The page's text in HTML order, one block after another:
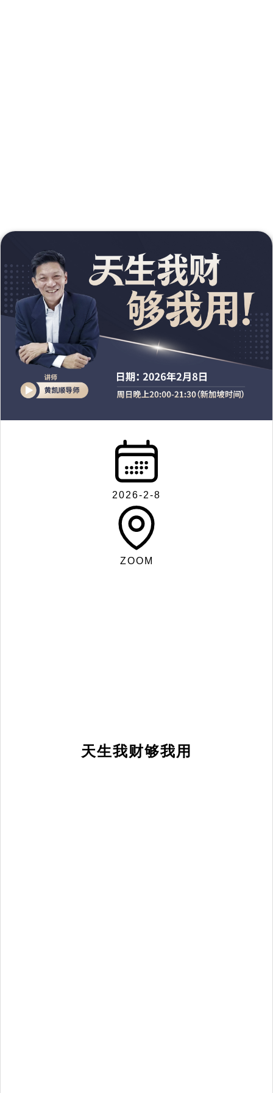
2026-2-8
ZOOM
天生我财够我用